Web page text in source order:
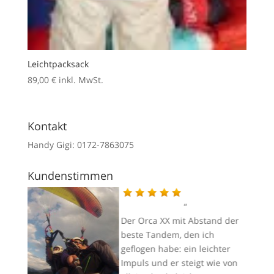
Leichtpacksack
89,00 € inkl. MwSt.
Kontakt
Handy Gigi: 0172-7863075
Kundenstimmen
Der Orca XX mit Abstand der
beste Tandem, den ich
geflogen habe: ein leichter
Impuls und er steigt wie von